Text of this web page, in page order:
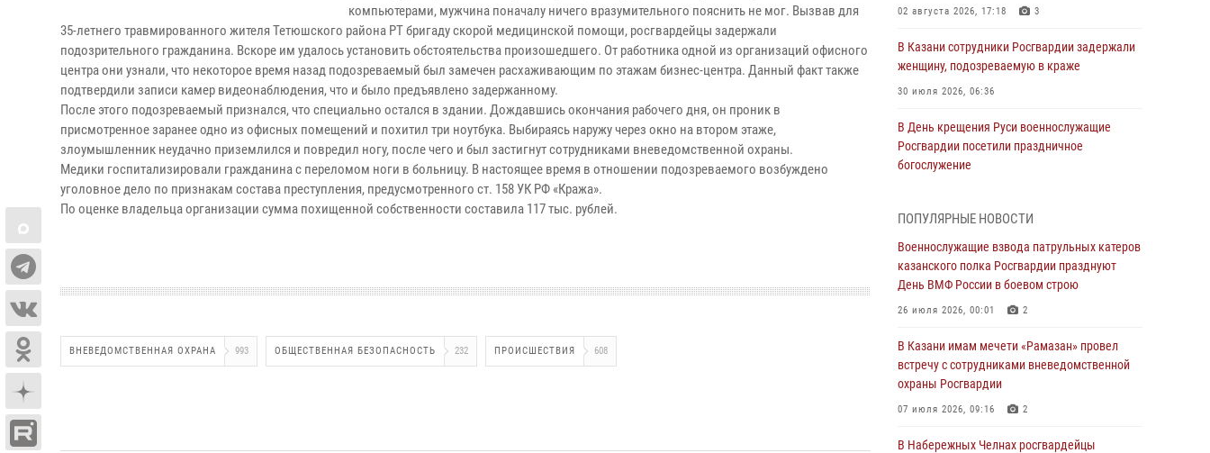
компьютерами, мужчина поначалу ничего вразумительного пояснить не мог. Вызвав для
35-летнего травмированного жителя Тетюшского района РТ бригаду скорой медицинской помощи, росгвардейцы задержали
подозрительного гражданина. Вскоре им удалось установить обстоятельства произошедшего. От работника одной из организаций офисного
центра они узнали, что некоторое время назад подозреваемый был замечен расхаживающим по этажам бизнес-центра. Данный факт также
подтвердили записи камер видеонаблюдения, что и было предъявлено задержанному.
После этого подозреваемый признался, что специально остался в здании. Дождавшись окончания рабочего дня, он проник в
присмотренное заранее одно из офисных помещений и похитил три ноутбука. Выбираясь наружу через окно на втором этаже,
злоумышленник неудачно приземлился и повредил ногу, после чего и был застигнут сотрудниками вневедомственной охраны.
Медики госпитализировали гражданина с переломом ноги в больницу. В настоящее время в отношении подозреваемого возбуждено
уголовное дело по признакам состава преступления, предусмотренного ст. 158 УК РФ «Кража».
По оценке владельца организации сумма похищенной собственности составила 117 тыс. рублей.
ВНЕВЕДОМСТВЕННАЯ ОХРАНА 993 ОБЩЕСТВЕННАЯ БЕЗОПАСНОСТЬ 232 ПРОИСШЕСТВИЯ 608
02 августа 2026, 17:18 3
В Казани сотрудники Росгвардии задержали
женщину, подозреваемую в краже
30 июля 2026, 06:36
В День крещения Руси военнослужащие
Росгвардии посетили праздничное
богослужение
Военнослужащие взвода патрульных катеров
казанского полка Росгвардии празднуют
День ВМФ России в боевом строю
26 июля 2026, 00:01 2
«бронзу» в окружном этапе конкурса
профессионального мастерства
24 июля 2026, 15:05
концерт певицы Кристины Соколовской
ПОПУЛЯРНЫЕ НОВОСТИ
Военнослужащие взвода патрульных катеров
казанского полка Росгвардии празднуют
День ВМФ России в боевом строю
26 июля 2026, 00:01 2
В Казани имам мечети «Рамазан» провел
встречу с сотрудниками вневедомственной
охраны Росгвардии
07 июля 2026, 09:16 2
В Набережных Челнах росгвардейцы